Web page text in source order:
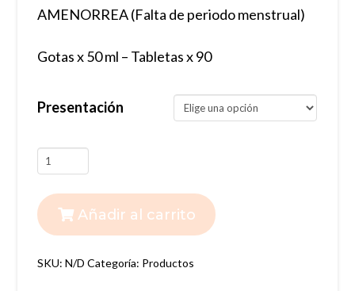
AMENORREA (Falta de periodo menstrual)
Gotas x 50 ml – Tabletas x 90
Presentación
M
PULSATILLA
cantidad
Añadir al carrito
SKU:N/D Categoría: Productos